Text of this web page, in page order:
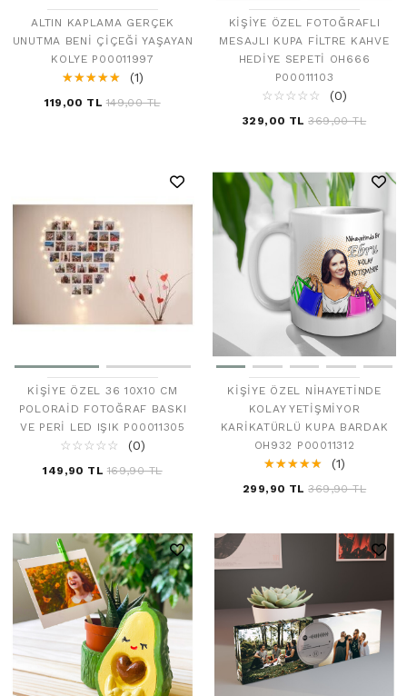
ALTIN KAPLAMA GERÇEK
UNUTMA BENI ÇIÇEĞI YAŞAYAN
KOLYE P00011997
☆☆☆☆☆
★★★★★ (1)
119,00 TL 149,00 TL
KIŞIYE ÖZEL FOTOĞRAFLI
MESAJLI KUPA FILTRE KAHVE
HEDIYE SEPETI OH666
P00011103
☆ ☆ ☆ ☆ ☆
★ ★ ★ ★ ★ (0)
329,00 TL 369,00 TL
KIŞIYE ÖZEL 36 10X10 CM
POLORAID FOTOĞRAF BASKI
VE PERI LED IŞIK P00011305
☆ ☆ ☆ ☆ ☆
★ ★ ★ ★ ★ (0)
149,90 TL 169,90 TL
KIŞIYE ÖZEL NIHAYETINDE
KOLAY YETIŞMIYOR
KARIKATÜRLÜ KUPA BARDAK
OH932 P00011312
☆☆☆☆☆
★★★★★ (1)
299,90 TL 369,90 TL